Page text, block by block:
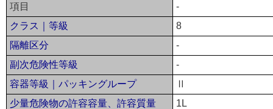
項目
-
クラス｜等級
8
隔離区分
-
副次危険性等級
-
容器等級｜パッキングループ
Ⅱ
少量危険物の許容容量、許容質量
1L